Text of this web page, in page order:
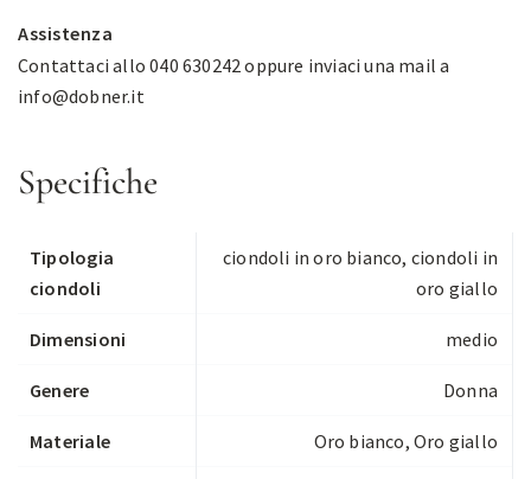
Assistenza
Contattaci allo 040 630242 oppure inviaci una mail a
info@dobner.it
Specifiche
Tipologia
ciondoli
ciondoli in oro bianco, ciondoli in
oro giallo
Dimensioni medio
Genere Donna
Materiale Oro bianco, Oro giallo